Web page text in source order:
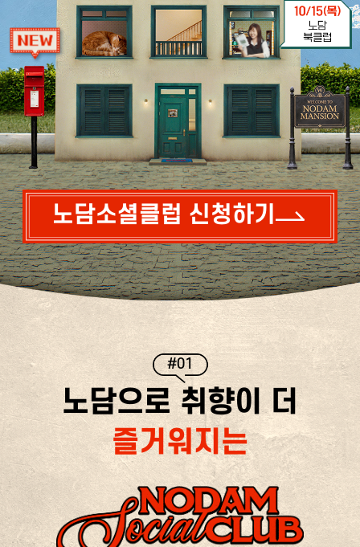
노담소셜클럽 신청하기
#01
노담으로 취향이 더
즐거워지는